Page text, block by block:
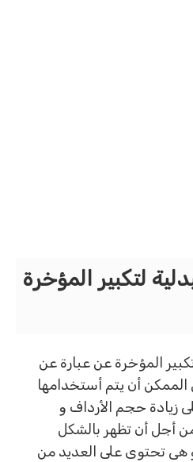
لتكبير المؤخرة
المؤخرة عن عبارة عن
الممكن أن يتم أستخدامها
زيادة حجم الأرداف و
أجل أن تظهر بالشكل
هى تحتوى على العديد من